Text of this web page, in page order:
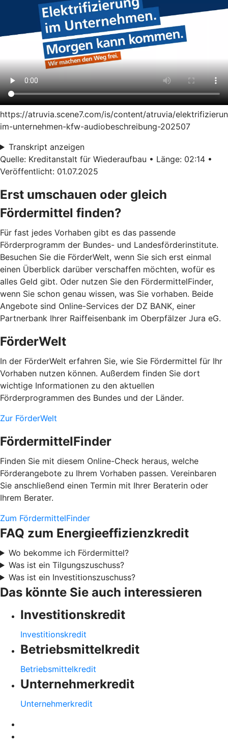
https://atruvia.scene7.com/is/content/atruvia/
im-unternehmen-kfw-audiobeschreibung-202507
Transkript anzeigen
Quelle: Kreditanstalt für Wiederaufbau • Länge: 02:14 •
Veröffentlicht: 01.07.2025
Erst umschauen oder gleich
Fördermittel finden?
Für fast jedes Vorhaben gibt es das passende
Förderprogramm der Bundes- und Landesförderinstitute.
Besuchen Sie die FörderWelt, wenn Sie sich erst einmal
einen Überblick darüber verschaffen möchten, wofür es
alles Geld gibt. Oder nutzen Sie den FördermittelFinder,
wenn Sie schon genau wissen, was Sie vorhaben. Beide
Angebote sind Online-Services der DZ BANK, einer
Partnerbank Ihrer Raiffeisenbank im Oberpfälzer Jura eG.
FörderWelt
In der FörderWelt erfahren Sie, wie Sie Fördermittel für Ihr
Vorhaben nutzen können. Außerdem finden Sie dort
wichtige Informationen zu den aktuellen
Förderprogrammen des Bundes und der Länder.
Zur FörderWelt
FördermittelFinder
Finden Sie mit diesem Online-Check heraus, welche
Förderangebote zu Ihrem Vorhaben passen. Vereinbaren
Sie anschließend einen Termin mit Ihrer Beraterin oder
Ihrem Berater.
Zum FördermittelFinder
FAQ zum Energieeffizienzkredit
Wo bekomme ich Fördermittel?
Was ist ein Tilgungszuschuss?
Was ist ein Investitionszuschuss?
Das könnte Sie auch interessieren
Investitionskredit
Investitionskredit
Betriebsmittelkredit
Betriebsmittelkredit
Unternehmerkredit
Unternehmerkredit